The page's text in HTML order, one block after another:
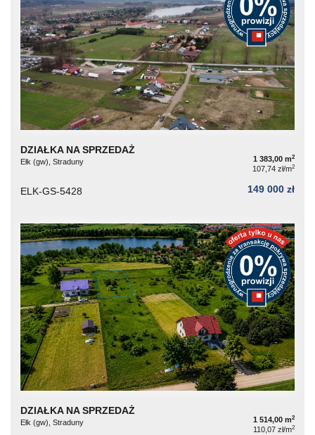
DZIAŁKA NA SPRZEDAŻ
Ełk (gw), Straduny 1 383,00 m2
107,74 zł/m2
ELK-GS-5428 149 000 zł
DZIAŁKA NA SPRZEDAŻ
Ełk (gw), Straduny 1 514,00 m2
110,07 zł/m2